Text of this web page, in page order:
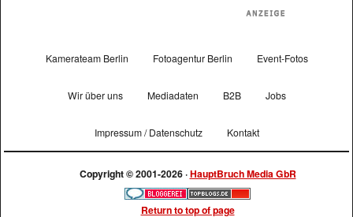
Kamerateam Berlin Fotoagentur Berlin Event-Fotos
Wir über uns Mediadaten B2B Jobs
Impressum / Datenschutz Kontakt
Copyright © 2001-2026 ·HauptBruch Media GbR
Return to top of page